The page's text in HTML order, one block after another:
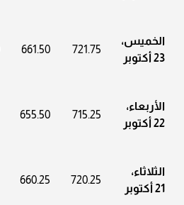
الخميس،
23 أكتوبر
721.75
661.50
الأربعاء،
22 أكتوبر
715.25
655.50
الثلاثاء،
21 أكتوبر
720.25
660.25